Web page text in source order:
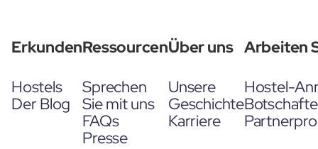
Erkunden
Hostels
Der Blog
Ressourcen
Sprechen
Sie mit uns
FAQs
Presse
Über uns
Unsere
Geschichte
Karriere
Arbeiten
Hostel-